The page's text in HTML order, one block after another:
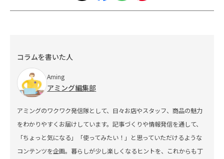
コラムを書いた人
Aming
アミング編集部
アミングのワクワク発信隊として、日々お店やスタッフ、商品の魅力
をわかりやすくお届けしています。記事づくりや情報発信を通して、
「ちょっと気になる」「使ってみたい！」と思っていただけるような
コンテンツを企画。暮らしが少し楽しくなるヒントを、これからも丁